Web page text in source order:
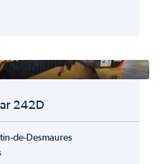
242D
de-Desmaures